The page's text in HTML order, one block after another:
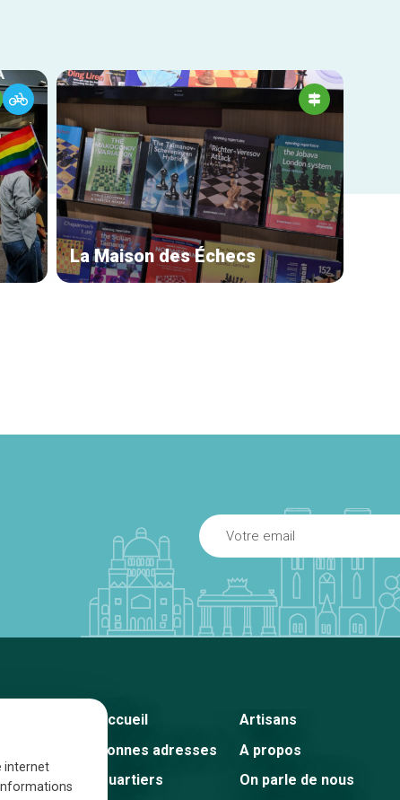
La Maison des Échecs
Accueil
Bonnes adresses
Quartiers
Artisans
A propos
On parle de nous
internet